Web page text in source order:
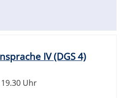
IV (DGS 4)
Uhr